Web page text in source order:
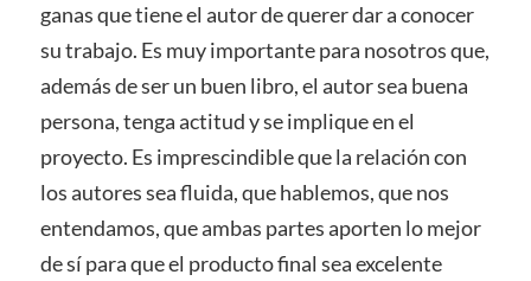
ganas que tiene el autor de querer dar a conocer
su trabajo. Es muy importante para nosotros que,
además de ser un buen libro, el autor sea buena
persona, tenga actitud y se implique en el
proyecto. Es imprescindible que la relación con
los autores sea fluida, que hablemos, que nos
entendamos, que ambas partes aporten lo mejor
de sí para que el producto final sea excelente